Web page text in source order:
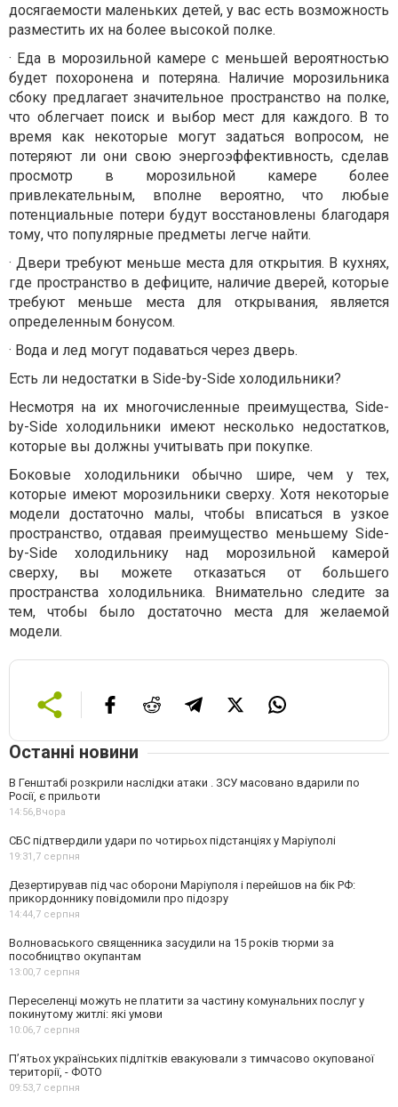
досягаемости маленьких детей, у вас есть возможность
разместить их на более высокой полке.
· Еда в морозильной камере с меньшей вероятностью
будет похоронена и потеряна. Наличие морозильника
сбоку предлагает значительное пространство на полке,
что облегчает поиск и выбор мест для каждого. В то
время как некоторые могут задаться вопросом, не
потеряют ли они свою энергоэффективность, сделав
просмотр в морозильной камере более
привлекательным, вполне вероятно, что любые
потенциальные потери будут восстановлены благодаря
тому, что популярные предметы легче найти.
·Двери требуют меньше места для открытия. В кухнях,
где пространство в дефиците, наличие дверей, которые
требуют меньше места для открывания, является
определенным бонусом.
· Вода и лед могут подаваться через дверь.
Есть ли недостатки в Side-by-Side холодильники?
Несмотря на их многочисленные преимущества, Side-
by-Side холодильники имеют несколько недостатков,
которые вы должны учитывать при покупке.
Боковые холодильники обычно шире, чем у тех,
которые имеют морозильники сверху. Хотя некоторые
модели достаточно малы, чтобы вписаться в узкое
пространство, отдавая преимущество меньшему Side-
by-Side холодильнику над морозильной камерой
сверху, вы можете отказаться от большего
пространства холодильника. Внимательно следите за
тем, чтобы было достаточно места для желаемой
модели.
Останні новини
В Генштабі розкрили наслідки атаки . ЗСУ масовано вдарили по
Росії, є прильоти
14:56,Вчора
СБС підтвердили удари по чотирьох підстанціях у Маріуполі
19:31,7 серпня
Дезертирував під час оборони Маріуполя і перейшов на бік РФ:
прикордоннику повідомили про підозру
14:44,7 серпня
Волноваського священника засудили на 15 років тюрми за
пособництво окупантам
13:00,7 серпня
Переселенці можуть не платити за частину комунальних послуг у
покинутому житлі: які умови
10:06,7 серпня
П’ятьох українських підлітків евакуювали з тимчасово окупованої
території, - ФОТО
09:53,7 серпня